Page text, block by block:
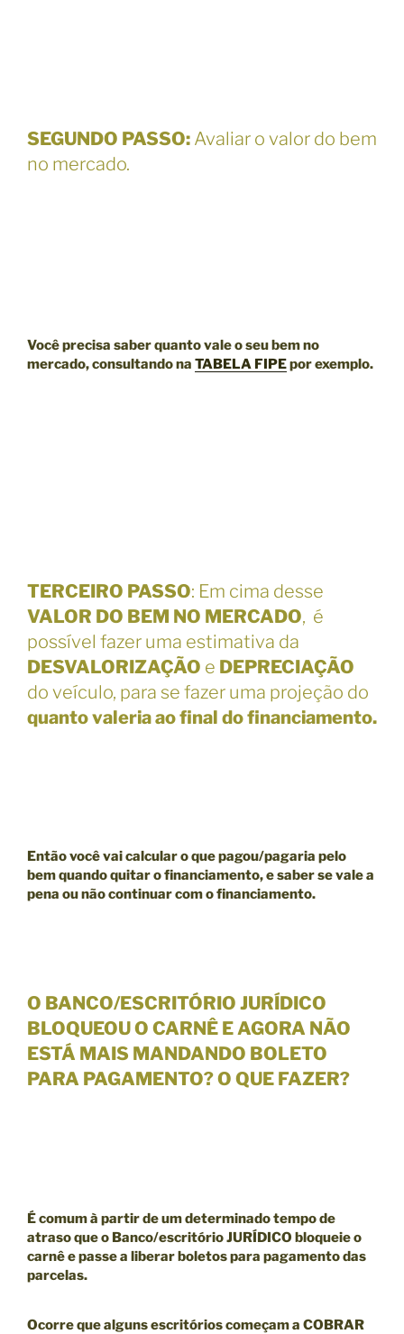
SEGUNDO PASSO: Avaliar o valor do bem
no mercado.
Você precisa saber quanto vale o seu bem no
mercado, consultando na TABELA FIPEpor exemplo.
TERCEIRO PASSO: Em cima desse
VALOR DO BEM NO MERCADO, é
possível fazer uma estimativa da
DESVALORIZAÇÃO e DEPRECIAÇÃO
do veículo, para se fazer uma projeção do
quanto valeria ao final do financiamento.
Então você vai calcular o que pagou/pagaria pelo
bem quando quitar o financiamento, e saber sevale a
pena ou não continuar com o financiamento.
O BANCO/ESCRITÓRIO JURÍDICO
BLOQUEOU O CARNÊ E AGORA NÃO
ESTÁ MAIS MANDANDO BOLETO
PARA PAGAMENTO? O QUE FAZER?
É comum à partir de umdeterminado tempo de
atraso que o Banco/escritório JURÍDICO bloqueie o
carnêe passe a liberar boletos para pagamento das
parcelas.
Ocorre que alguns escritórios começam a COBRAR